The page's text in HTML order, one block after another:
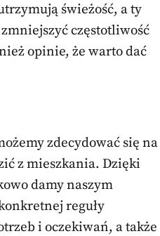
świeżość, a ty
częstotliwość
opinie, że warto dać
zdecydować się na
z mieszkania. Dzięki
damy naszym
reguły
i oczekiwań, a także